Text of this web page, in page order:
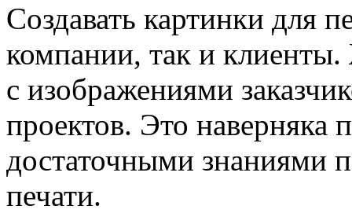
Создавать картинки для
компании, так и клиенты.
с изображениями
проектов. Это наверняка
достаточными знаниями
печати.